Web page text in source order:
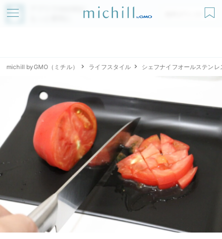
アプリでmichillが
無料ダウンロード
michill byGMO（ミチル） ライフスタイル シェフナイフオールステンレ